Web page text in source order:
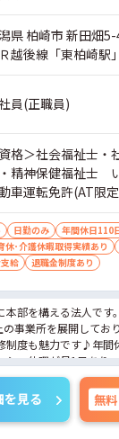
県 柏崎市 新田畑5-
越後線「東柏崎駅
員(正職員)
格＞社会福祉士・
精神保健福祉士
車運転免許(AT限
日勤のみ 年間休日110
休･介護休暇取得実績あり
給 退職金制度あり
本部を構える法人です
事業所を展開してお
制度も魅力です♪年間
シュ休暇が月1日あり
視される方にもおすす
面接対策ポイントな
しますのでお気軽にご
を見る 無料